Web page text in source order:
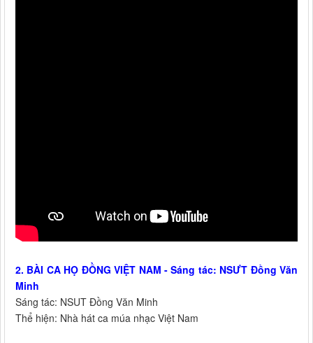
2. BÀI CA HỌ ĐỒNG VIỆT NAM - Sáng tác: NSƯT Đồng Văn
Minh
Sáng tác: NSUT Đồng Văn Minh
Thể hiện: Nhà hát ca múa nhạc Việt Nam